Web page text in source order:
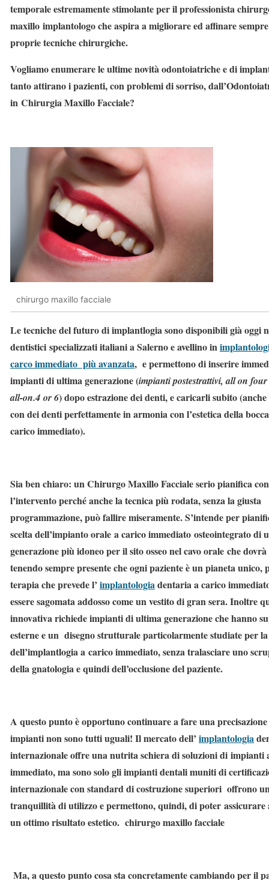
temporale estremamente stimolante per il professionista
maxillo implantologo che aspira a migliorare ed affinare
proprie tecniche chirurgiche.
Vogliamo enumerare le ultime novità odontoiatriche e di
tanto attirano i pazienti, con problemi di sorriso,
in Chirurgia Maxillo Facciale?
chirurgo maxillo facciale
Le tecniche del futuro di implantlogia sono disponibili già oggi
dentistici specializzati italiani a Salerno e avellino in
carco immediato più avanzata, e permettono di inserire
impianti di ultima generazione (impianti postestrattivi, all on
all-on.4 or 6) dopo estrazione dei denti, e caricarli subito
con dei denti perfettamente in armonia con l’estetica della
carico immediato).
Sia ben chiaro: un Chirurgo Maxillo Facciale serio pianifica
l’intervento perché anche la tecnica più rodata, senza la giusta
programmazione, può fallire miseramente. S’intende per
scelta dell’impianto orale a carico immediato osteointegrato di
generazione più idoneo per il sito osseo nel cavo orale che
tenendo sempre presente che ogni paziente è un pianeta unico,
terapia che prevede l’ implantologiadentaria a carico
essere sagomata addosso come un vestito di gran sera. Inoltre
innovativa richiede impianti di ultima generazione che hanno
esterne e un disegno strutturale particolarmente studiate per
dell’implantlogia a carico immediato, senza tralasciare uno
della gnatologia e quindi dell’occlusione del paziente.
A questo punto è opportuno continuare a fare una
impianti non sono tutti uguali! Il mercato dell’ implantologia
internazionale offre una nutrita schiera di soluzioni di impianti
immediato, ma sono solo gli impianti dentali muniti di
internazionale con standard di costruzione superiori offrono
tranquillità di utilizzo e permettono, quindi, di poter assicurare
un ottimo risultato estetico. chirurgo maxillo facciale
Ma, a questo punto cosa sta concretamente cambiando per il